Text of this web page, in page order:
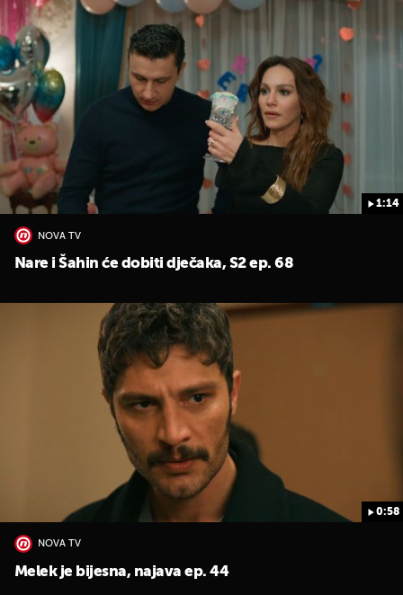
1:14
NOVA TV
Nare i Šahin će dobiti dječaka, S2 ep. 68
0:58
NOVA TV
Melek je bijesna, najava ep. 44